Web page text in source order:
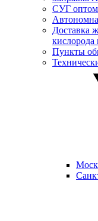
СУГ оптом
Доставка
кислорода
Пункты